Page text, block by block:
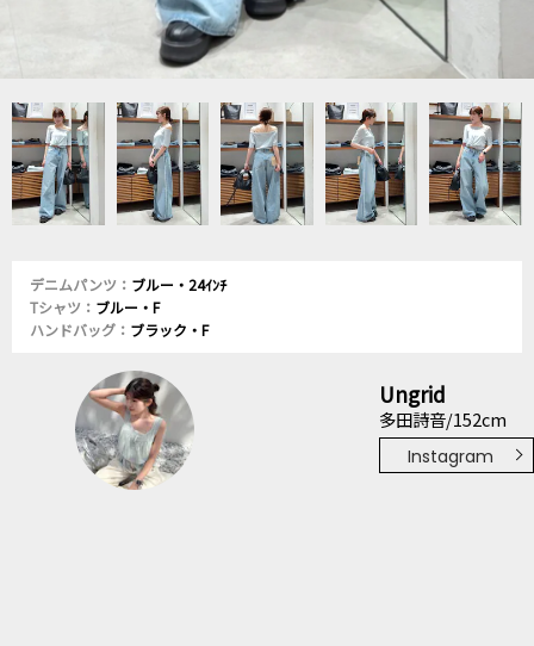
デニムパンツ： ブルー・24ｲﾝﾁ
Tシャツ： ブルー・F
ハンドバッグ： ブラック・F
Ungrid
多田詩音/152cm
Instagram